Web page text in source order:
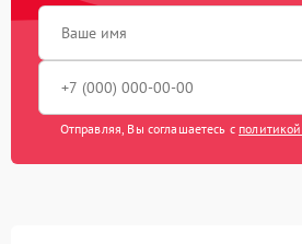
Отправляя, Вы соглашаетесь с